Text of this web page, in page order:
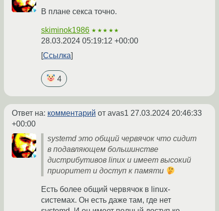
В плане секса точно.
skiminok1986 ★★★★★
28.03.2024 05:19:12 +00:00
Ссылка
4
Ответ на: комментарий от avas1 27.03.2024 20:46:33
+00:00
systemd это общий червячок что сидит
в подавляющем большинстве
дистрибутивов linux и имеет высокий
приоритет и доступ к памяти
Есть более общий червячок в linux-
системах. Он есть даже там, где нет